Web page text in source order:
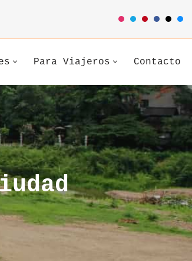
Para Viajeros Contacto